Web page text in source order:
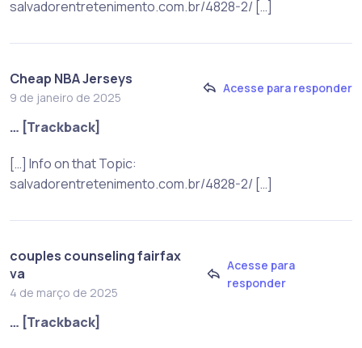
salvadorentretenimento.com.br/4828-2/ […]
Cheap NBA Jerseys
9 de janeiro de 2025
Acesse para responder
… [Trackback]
[…] Info on that Topic:
salvadorentretenimento.com.br/4828-2/ […]
couples counseling fairfax
va
4 de março de 2025
Acesse para
responder
… [Trackback]